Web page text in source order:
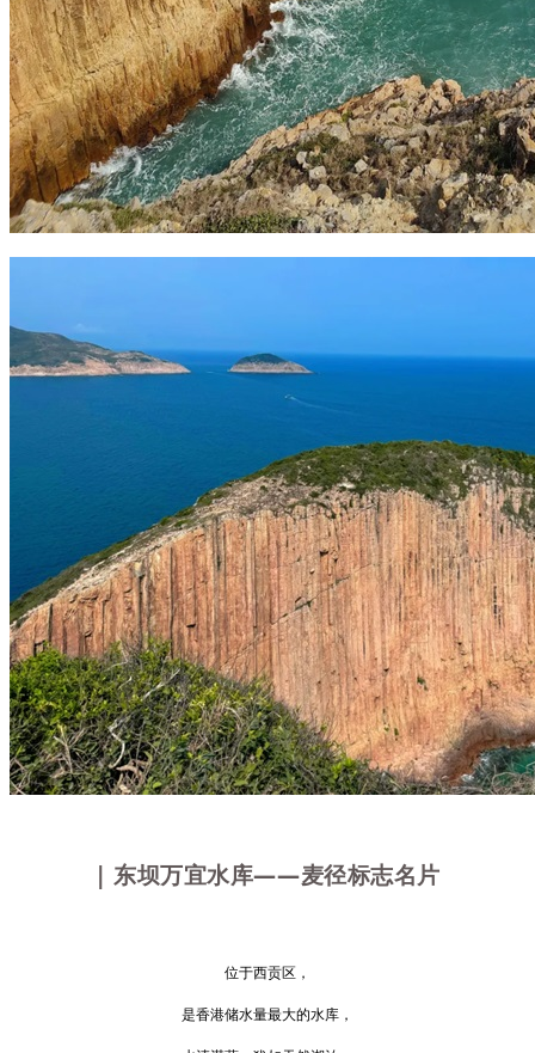
| 东坝万宜水库――麦径标志名片
位于西贡区，
是香港储水量最大的水库，